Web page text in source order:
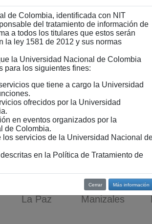
con Credenciales
restricciones de uso
en un periodo de 5 minutos, se
en un periodo de 15 minutos, se
La Paz Manizales
de Colombia, identificada con NIT
del tratamiento de información de
a todos los titulares que estos serán
la ley 1581 de 2012 y sus normas
la Universidad Nacional de Colombia
para los siguientes fines:
que tiene a cargo la Universidad
ofrecidos por la Universidad
en eventos organizados por la
de Colombia.
los servicios de la Universidad Nacional
en la Política de Tratamiento de
Cerrar Más información